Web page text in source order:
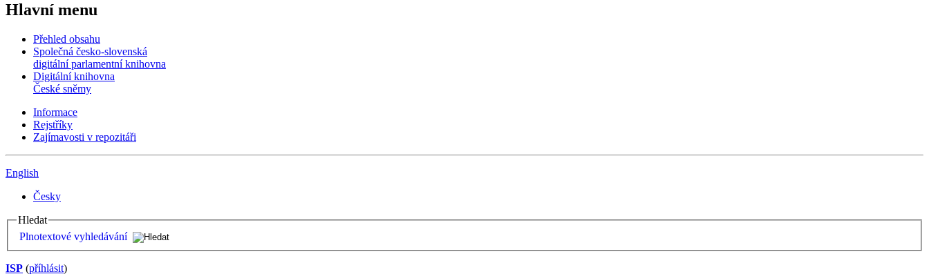
Hlavní menu
Přehled obsahu
Společná česko-slovenská
digitální parlamentní knihovna
Digitální knihovna
České sněmy
Informace
Rejstříky
Zajímavosti v repozitáři
English
Česky
Hledat
Plnotextové vyhledávání
ISP (příhlásit)